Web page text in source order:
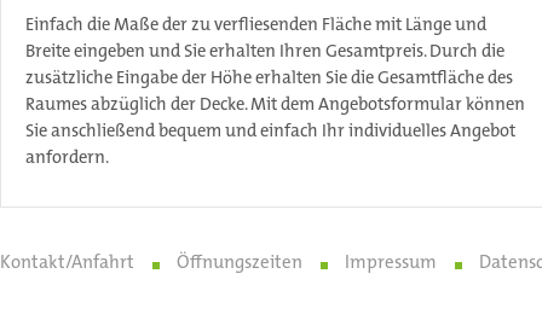
Einfach die Maße der zu verfliesenden Fläche mit Länge und
Breite eingeben und Sie erhalten Ihren Gesamtpreis. Durch die
zusätzliche Eingabe der Höhe erhalten Sie die Gesamtfläche des
Raumes abzüglich der Decke. Mit dem Angebotsformular können
Sie anschließend bequem und einfach Ihr individuelles Angebot
anfordern.
Kontakt/Anfahrt Öffnungszeiten Impressum